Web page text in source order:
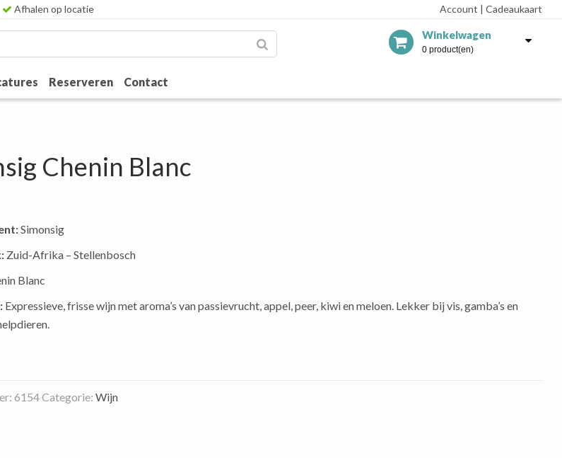
Afhalen op locatie Account | Cadeaukaart
Winkelwagen
0 product(en)
Reserveren Contact
Chenin Blanc
Simonsig
Zuid-Afrika – Stellenbosch
Blanc
Expressieve, frisse wijn met aroma’s van passievrucht, appel, peer, kiwi en meloen. Lekker bij vis, gamba’s en
6154Categorie:Wijn